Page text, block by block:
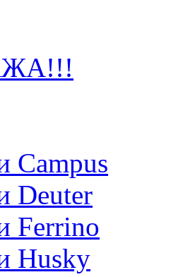
Campus
Deuter
Ferrino
Husky